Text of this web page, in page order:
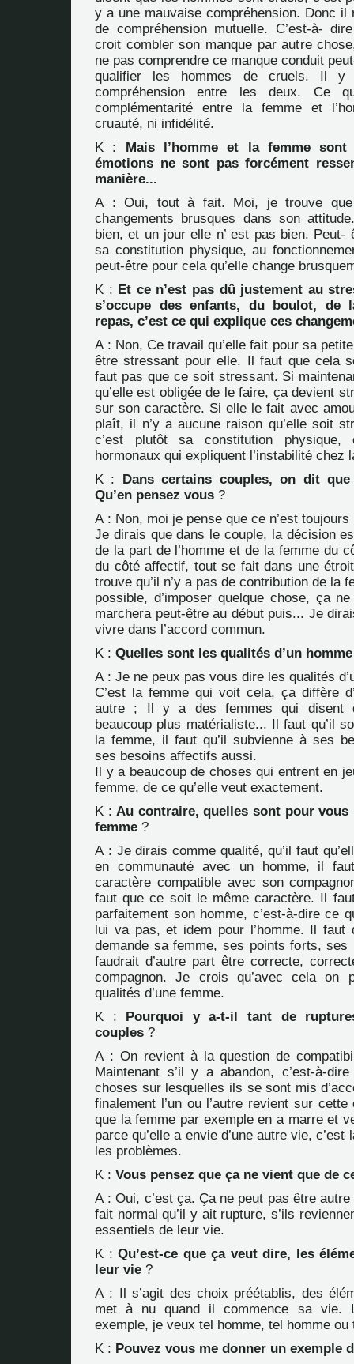
y a une mauvaise compréhension. Donc il
de compréhension mutuelle. C’est-à-
croit combler son manque par autre
ne pas comprendre ce manque conduit
qualifier les hommes de cruels. Il y
compréhension entre les deux. Ce
complémentarité entre la femme et
cruauté, ni infidélité.
K : Mais l’homme et la femme
émotions ne sont pas forcément
manière...
A : Oui, tout à fait. Moi, je trouve
changements brusques dans son
bien, et un jour elle n’ est pas bien. Peut-
sa constitution physique, au
peut-être pour cela qu’elle change
K : Et ce n’est pas dû justement au
s’occupe des enfants, du boulot, de
repas, c’est ce qui explique ces
A : Non, Ce travail qu’elle fait pour sa
être stressant pour elle. Il faut que cela
faut pas que ce soit stressant. Si
qu’elle est obligée de le faire, ça devient
sur son caractère. Si elle le fait avec
plaît, il n’y a aucune raison qu’elle soit
c’est plutôt sa constitution physique,
hormonaux qui expliquent l’instabilité chez
K : Dans certains couples, on dit que
Qu’en pensez vous ?
A : Non, moi je pense que ce n’est
Je dirais que dans le couple, la décision
de la part de l’homme et de la femme du
du côté affectif, tout se fait dans une
trouve qu’il n’y a pas de contribution de la
possible, d’imposer quelque chose, ça
marchera peut-être au début puis... Je
vivre dans l’accord commun.
K : Quelles sont les qualités d’un homme
A : Je ne peux pas vous dire les qualités
C’est la femme qui voit cela, ça diffère
autre ; Il y a des femmes qui disent
beaucoup plus matérialiste... Il faut qu’il
la femme, il faut qu’il subvienne à ses
ses besoins affectifs aussi.
Il y a beaucoup de choses qui entrent en
femme, de ce qu’elle veut exactement.
K :Au contraire, quelles sont pour vous
femme ?
A : Je dirais comme qualité, qu’il faut
en communauté avec un homme, il
caractère compatible avec son
faut que ce soit le même caractère. Il
parfaitement son homme, c’est-à-dire ce
lui va pas, et idem pour l’homme. Il faut
demande sa femme, ses points forts,
faudrait d’autre part être correcte,
compagnon. Je crois qu’avec cela on
qualités d’une femme.
K : Pourquoi y a-t-il tant de
couples ?
A : On revient à la question de
Maintenant s’il y a abandon, c’est-à-
choses sur lesquelles ils se sont mis
finalement l’un ou l’autre revient sur cette
que la femme par exemple en a marre et
parce qu’elle a envie d’une autre vie, c’est
les problèmes.
K : Vous pensez que ça ne vient que de
A : Oui, c’est ça. Ça ne peut pas être
fait normal qu’il y ait rupture, s’ils
essentiels de leur vie.
K : Qu’est-ce que ça veut dire, les
leur vie ?
A : Il s’agit des choix préétablis, des
met à nu quand il commence sa vie.
exemple, je veux tel homme, tel homme ou
K : Pouvez vous me donner un exemple